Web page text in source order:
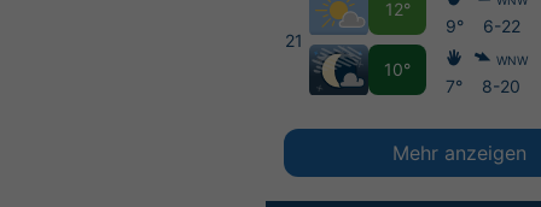
21
12°
10°
9°
7°
6-22
WNW
8-20
Mehr anzeigen